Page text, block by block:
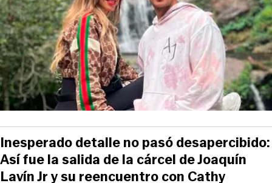
Inesperado detalle no pasó desapercibido:
Así fue la salida de la cárcel de Joaquín
Lavín Jr y su reencuentro con Cathy